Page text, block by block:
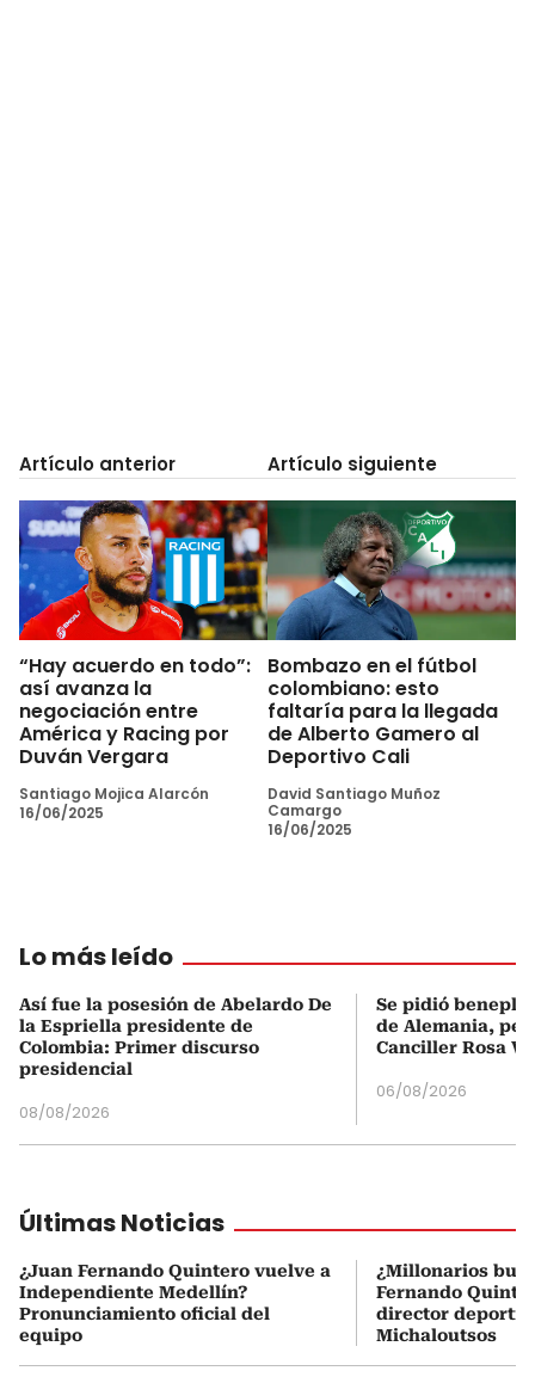
Artículo anterior
“Hay acuerdo en todo”:
así avanza la
negociación entre
América y Racing por
Duván Vergara
Santiago Mojica Alarcón
16/06/2025
Artículo siguiente
Bombazo en el fútbol
colombiano: esto
faltaría para la llegada
de Alberto Gamero al
Deportivo Cali
David Santiago Muñoz
Camargo
16/06/2025
Lo más leído
Así fue la posesión de Abelardo De
la Espriella presidente de
Colombia: Primer discurso
presidencial
08/08/2026
Se pidió
de Alemania,
Canciller Rosa
06/08/2026
Últimas Noticias
¿Juan Fernando Quintero vuelve a
Independiente Medellín?
Pronunciamiento oficial del
equipo
¿Millonarios
Fernando
director
Michaloutsos